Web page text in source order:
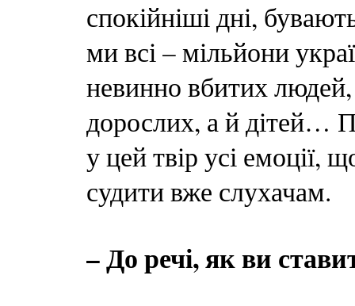
спокійніші дні,
ми всі – мільйони
невинно вбитих людей,
дорослих, а й дітей…
у цей твір усі емоції,
судити вже слухачам.
– До речі, як ви